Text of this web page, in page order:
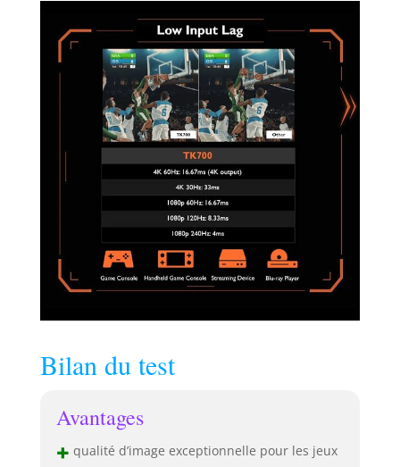
Bilan du test
Avantages
+ qualité d’image exceptionnelle pour les jeux